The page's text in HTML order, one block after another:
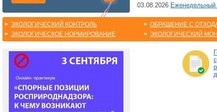
03.08.2026 Еженедельный
ЭКОЛОГИЧЕСКИЙ КОНТРОЛЬ
ЭКОЛОГИЧЕСКОЕ НОРМИРОВАНИЕ
ОБРАЩЕНИЕ С
ЭКОЛОГИЧЕСКИЙ